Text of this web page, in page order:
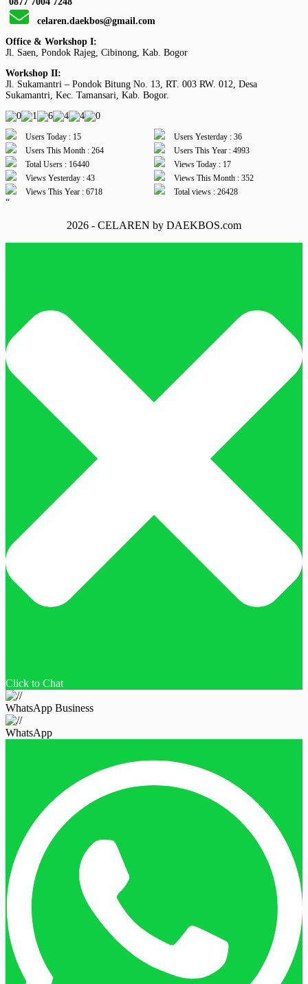
celaren.daekbos@gmail.com
Office & Workshop I:
Jl. Saen, Pondok Rajeg, Cibinong, Kab. Bogor
Workshop II:
Jl. Sukamantri – Pondok Bitung No. 13, RT. 003 RW. 012, Desa
Sukamantri, Kec. Tamansari, Kab. Bogor.
Users Today : 15
Users Yesterday : 36
Users This Month : 264
Users This Year : 4993
Total Users : 16440
Views Today : 17
Views Yesterday : 43
Views This Month : 352
Views This Year : 6718
Total views : 26428
“
2026 - CELAREN by DAEKBOS.com
Click to Chat
WhatsApp Business
WhatsApp